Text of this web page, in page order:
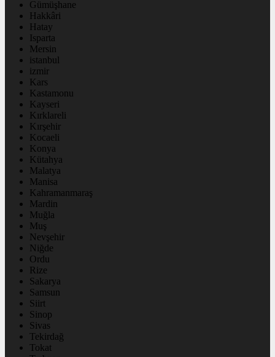
Gümüşhane
Hakkâri
Hatay
Isparta
Mersin
istanbul
izmir
Kars
Kastamonu
Kayseri
Kırklareli
Kırşehir
Kocaeli
Konya
Kütahya
Malatya
Manisa
Kahramanmaraş
Mardin
Muğla
Muş
Nevşehir
Niğde
Ordu
Rize
Sakarya
Samsun
Siirt
Sinop
Sivas
Tekirdağ
Tokat